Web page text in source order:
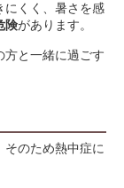
にくく、暑さを感
険があります。
方と一緒に過ごす
そのため熱中症に